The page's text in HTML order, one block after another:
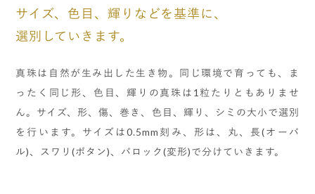
サイズ、色目、輝りなどを基準に、
選別していきます。
真珠は自然が生み出した生き物。同じ環境で育っても、ま
ったく同じ形、色目、輝りの真珠は1粒たりともありませ
ん。サイズ、形、傷、巻き、色目、輝り、シミの大小で選別
を行います。サイズは0.5mm刻み、形は、丸、長(オーバ
ル)、スワリ(ボタン)、バロック(変形)で分けていきます。